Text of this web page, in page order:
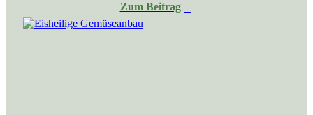
Zum Beitrag